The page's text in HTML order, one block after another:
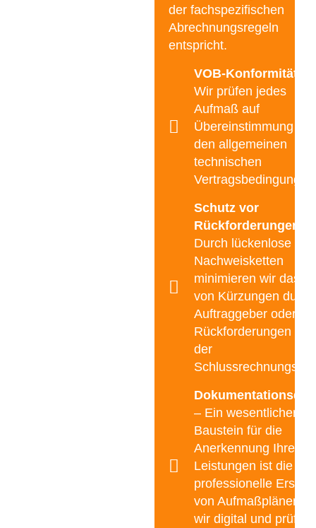
der fachspezifischen
Abrechnungsregeln
entspricht.
VOB-Konformität
Wir prüfen jedes
Aufmaß auf
Übereinstimmung mit
den allgemeinen
technischen
Schutz vor
Rückforderungen
Durch lückenlose
Nachweisketten
minimieren wir das
von Kürzungen
Auftraggeber oder
Rückforderungen im
der
– Ein wesentlicher
Baustein für die
Anerkennung Ihrer
Leistungen ist die
professionelle
von Aufmaßplänen,
wir digital und